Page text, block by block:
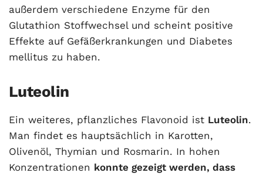
außerdem verschiedene Enzyme für den
Glutathion Stoffwechsel und scheint positive
Effekte auf Gefäßerkrankungen und Diabetes
mellitus zu haben.
Luteolin
Ein weiteres, pflanzliches Flavonoid ist Luteolin.
Man findet es hauptsächlich in Karotten,
Olivenöl, Thymian und Rosmarin. In hohen
Konzentrationen konnte gezeigt werden, dass